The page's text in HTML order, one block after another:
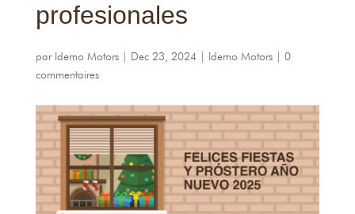
profesionales
par Idemo Motors| Dec23, 2024 Idemo Motors| 0
commentaires